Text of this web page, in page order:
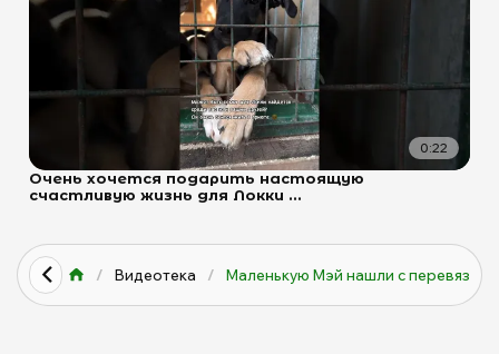
0:22
Очень хочется подарить настоящую
счастливую жизнь для Локки ...
/ Видеотека / Маленькую Мэй нашли с перевяза...